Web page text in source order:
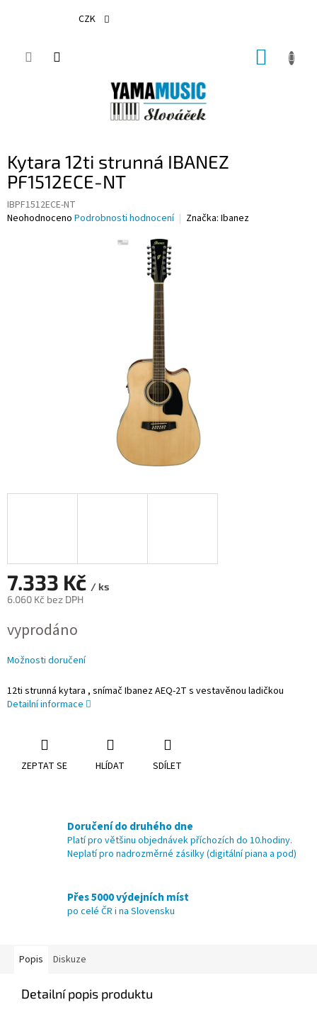
CZK
Kytara 12ti strunná IBANEZ
PF1512ECE-NT
IBPF1512ECE-NT
Průměrné
Neohodnoceno Podrobnosti hodnocení Značka: Ibanez
7.333 Kč / ks
6.060 Kč bez DPH
cena:
vyprodáno
Možnosti doručení
12ti strunná kytara , snímač Ibanez AEQ-2T s vestavěnou ladičkou
Detailní informace
ZEPTAT SE HLÍDAT SDÍLET
Doručení do druhého dne
Platí pro většinu objednávek příchozích do 10.hodiny.
Neplatí pro nadrozměrné zásilky (digitální piana a pod)
Přes 5000 výdejních míst
po celé ČR i na Slovensku
Popis Diskuze
Detailní popis produktu